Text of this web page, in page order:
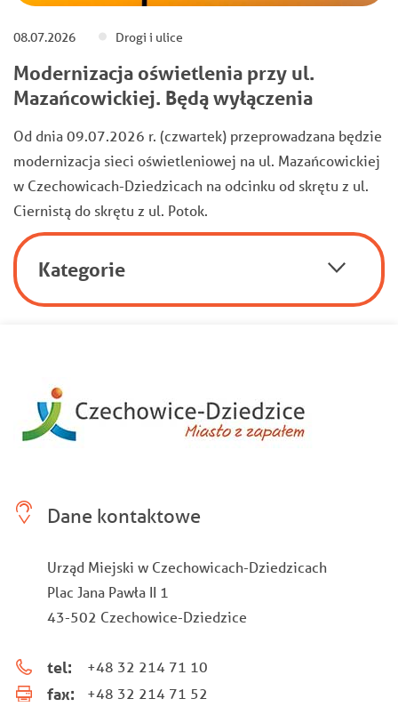
08.07.2026 Drogi i ulice
Modernizacja oświetlenia przy ul.
Mazańcowickiej. Będą wyłączenia
Od dnia 09.07.2026 r. (czwartek) przeprowadzana będzie
modernizacja sieci oświetleniowej na ul. Mazańcowickiej
w Czechowicach-Dziedzicach na odcinku od skrętu z ul.
Ciernistą do skrętu z ul. Potok.
Kategorie
Dane kontaktowe
Urząd Miejski w Czechowicach-Dziedzicach
Plac Jana Pawła II 1
43-502 Czechowice-Dziedzice
tel: +48 32 214 71 10
fax: +48 32 214 71 52